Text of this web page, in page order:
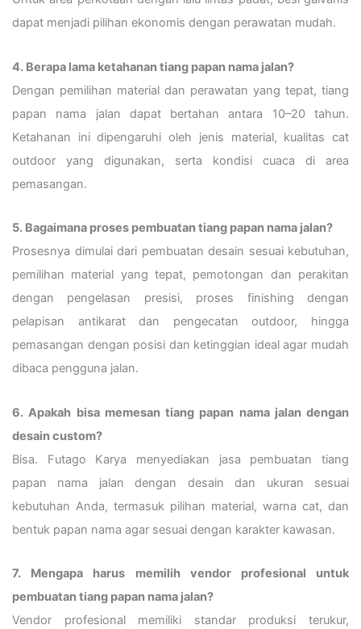
dapat menjadi pilihan ekonomis dengan perawatan mudah.
4. Berapa lama ketahanan tiang papan nama jalan?
Dengan pemilihan material dan perawatan yang tepat, tiang
papan nama jalan dapat bertahan antara 10–20 tahun.
Ketahanan ini dipengaruhi oleh jenis material, kualitas cat
outdoor yang digunakan, serta kondisi cuaca di area
pemasangan.
5. Bagaimana proses pembuatan tiang papan nama jalan?
Prosesnya dimulai dari pembuatan desain sesuai kebutuhan,
pemilihan material yang tepat, pemotongan dan perakitan
dengan pengelasan presisi, proses finishing dengan
pelapisan antikarat dan pengecatan outdoor, hingga
pemasangan dengan posisi dan ketinggian ideal agar mudah
dibaca pengguna jalan.
6. Apakah bisa memesan tiang papan nama jalan dengan
desain custom?
Bisa. Futago Karya menyediakan jasa pembuatan tiang
papan nama jalan dengan desain dan ukuran sesuai
kebutuhan Anda, termasuk pilihan material, warna cat, dan
bentuk papan nama agar sesuai dengan karakter kawasan.
7. Mengapa harus memilih vendor profesional untuk
pembuatan tiang papan nama jalan?
Vendor profesional memiliki standar produksi terukur,